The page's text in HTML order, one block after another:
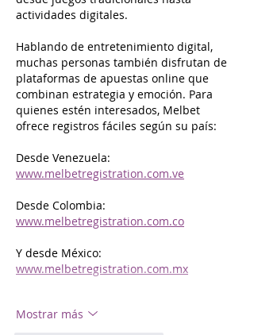
actividades digitales.
Hablando de entretenimiento digital,
muchas personas también disfrutan de
plataformas de apuestas online que
combinan estrategia y emoción. Para
quienes estén interesados, Melbet
ofrece registros fáciles según su país:
Desde Venezuela:
www.melbetregistration.com.ve
Desde Colombia:
www.melbetregistration.com.co
Y desde México:
www.melbetregistration.com.mx
Mostrar más